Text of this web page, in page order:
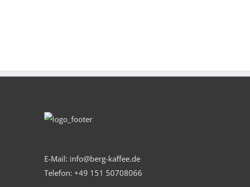
E-Mail: info@berg-kaffee.de
Telefon: +49 151 50708066